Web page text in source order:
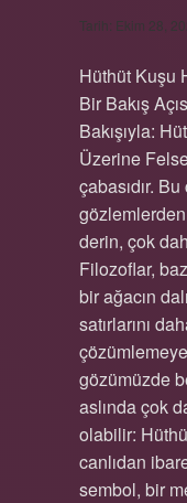
Tarih: Ekim 28,
Hüthüt Kuşu
Bir Bakış
Bakışıyla:
Üzerine
çabasıdır.
derin, çok
Filozoflar,
bir ağacın
satırlarını
gözümüzde
aslında çok
olabilir:
canlıdan
sembol, bir